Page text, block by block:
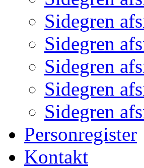
Sidegren
Sidegren
Sidegren
Sidegren
Sidegren
Personregister
Kontakt